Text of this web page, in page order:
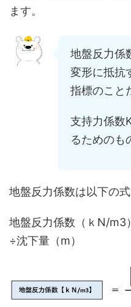
ます。
地盤反力係
変形に抵抗
指標のこと
支持力係数
るためのも
地盤反力係数は以下の
地盤反力係数（ｋN/m3
÷沈下量（m）